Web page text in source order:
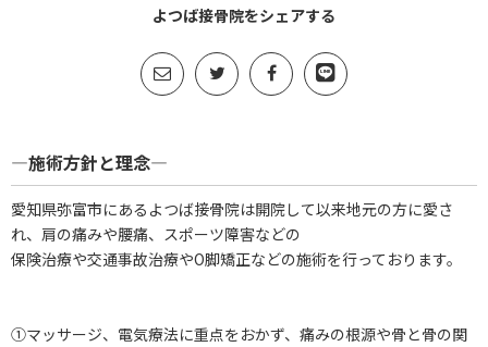
よつば接骨院をシェアする
―施術方針と理念―
愛知県弥富市にあるよつば接骨院は開院して以来地元の方に愛さ
れ、肩の痛みや腰痛、スポーツ障害などの
保険治療や交通事故治療やO脚矯正などの施術を行っております。
①マッサージ、電気療法に重点をおかず、痛みの根源や骨と骨の関